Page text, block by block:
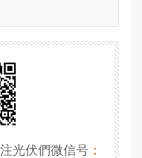
光伏們微信号 ：